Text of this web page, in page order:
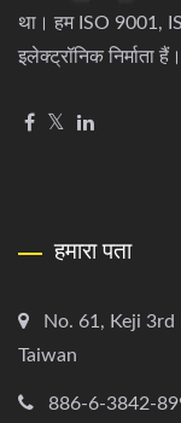
था। हम ISO 9001,
इलेक्ट्रॉनिक निर्माता हैं।
हमारा पता
No. 61, Keji 3rd
Taiwan
886-6-3842-